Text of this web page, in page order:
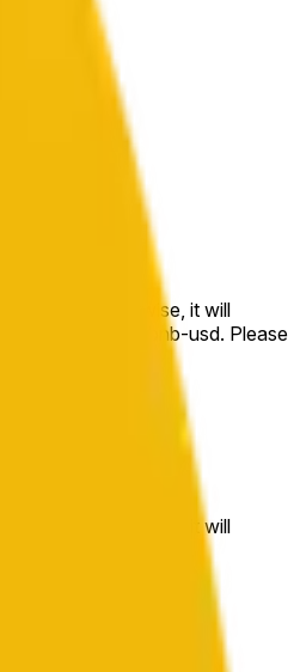
range. Otherwise, it will
streams/bnb-usd. Please
range. Otherwise, it will
usd